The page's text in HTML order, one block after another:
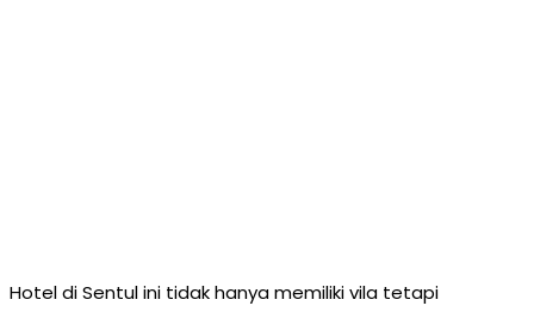
Hotel di Sentul ini tidak hanya memiliki vila tetapi